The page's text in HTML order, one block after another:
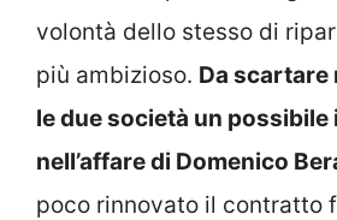
volontà dello stesso di
più ambizioso. Da scartare
le due società un possibile
nell’affare di Domenico
poco rinnovato il contratto